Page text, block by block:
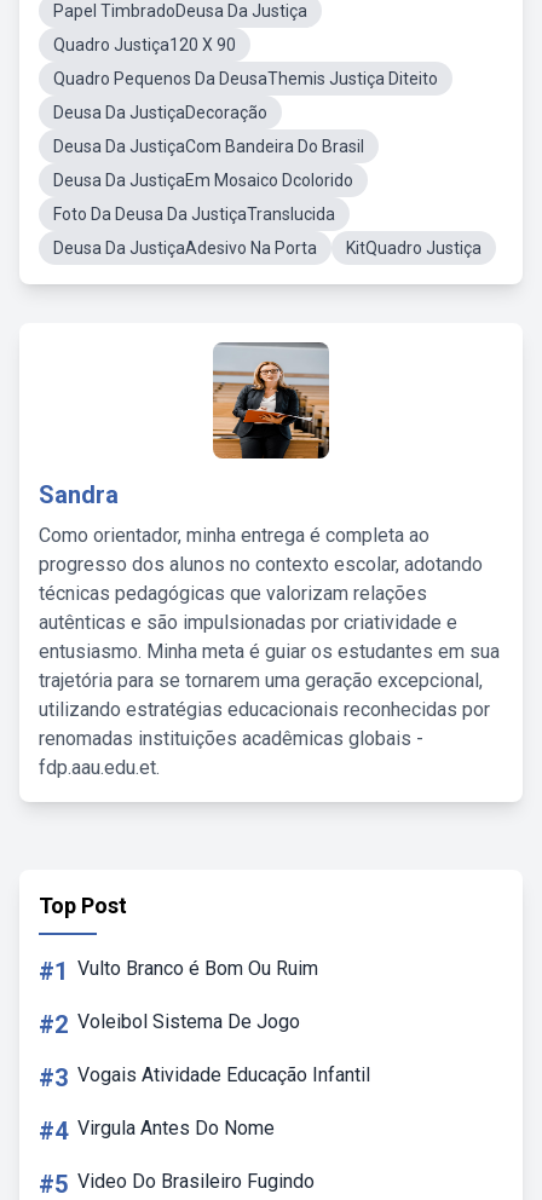
Papel TimbradoDeusa Da Justiça
Quadro Justiça120 X 90
Quadro Pequenos Da DeusaThemis Justiça Diteito
Deusa Da JustiçaDecoração
Deusa Da JustiçaCom Bandeira Do Brasil
Deusa Da JustiçaEm Mosaico Dcolorido
Foto Da Deusa Da JustiçaTranslucida
Deusa Da JustiçaAdesivo Na Porta
KitQuadro Justiça
Sandra
Como orientador, minha entrega é completa ao
progresso dos alunos no contexto escolar, adotando
técnicas pedagógicas que valorizam relações
autênticas e são impulsionadas por criatividade e
entusiasmo. Minha meta é guiar os estudantes em sua
trajetória para se tornarem uma geração excepcional,
utilizando estratégias educacionais reconhecidas por
renomadas instituições acadêmicas globais -
fdp.aau.edu.et.
Top Post
#1 Vulto Branco é Bom Ou Ruim
#2 Voleibol Sistema De Jogo
#3 Vogais Atividade Educação Infantil
#4 Virgula Antes Do Nome
#5 Video Do Brasileiro Fugindo